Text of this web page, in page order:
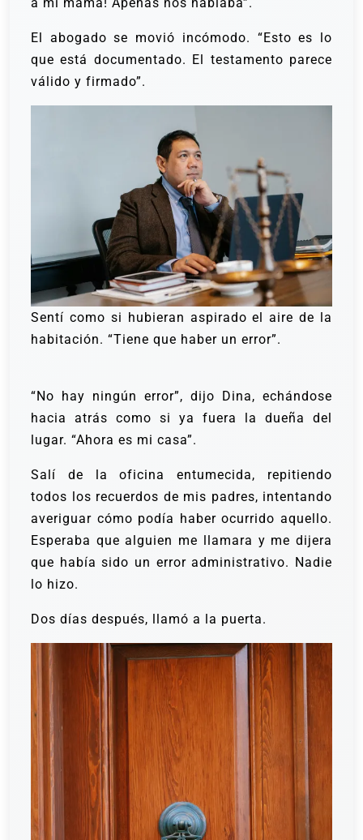
El abogado se movió incómodo. “Esto es lo
que está documentado. El testamento parece
válido y firmado”.
Sentí como si hubieran aspirado el aire de la
habitación. “Tiene que haber un error”.
“No hay ningún error”, dijo Dina, echándose
hacia atrás como si ya fuera la dueña del
lugar. “Ahora es mi casa”.
Salí de la oficina entumecida, repitiendo
todos los recuerdos de mis padres, intentando
averiguar cómo podía haber ocurrido aquello.
Esperaba que alguien me llamara y me dijera
que había sido un error administrativo. Nadie
lo hizo.
Dos días después, llamó a la puerta.